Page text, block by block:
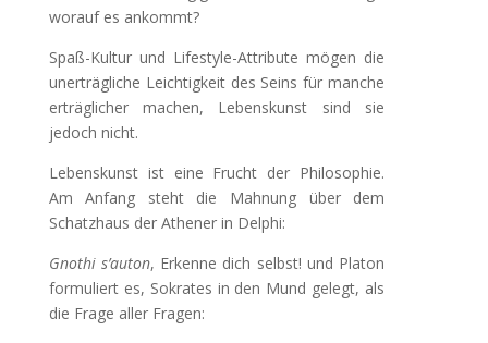
worauf es ankommt?
Spaß-Kultur und Lifestyle-Attribute mögen die
unerträgliche Leichtigkeit des Seins für manche
erträglicher machen, Lebenskunst sind sie
jedoch nicht.
Lebenskunst ist eine Frucht der Philosophie.
Am Anfang steht die Mahnung über dem
Schatzhaus der Athener in Delphi:
Gnothi s’auton, Erkenne dich selbst! und Platon
formuliert es, Sokrates in den Mund gelegt, als
die Frage aller Fragen: